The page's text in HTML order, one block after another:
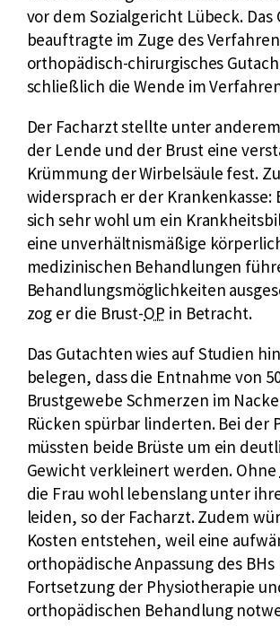
vor dem Sozialgericht Lübeck. Das
beauftragte im Zuge des
orthopädisch-chirurgisches
schließlich die Wende im
Der Facharzt stellte unter
der Lende und der Brust eine
Krümmung der Wirbelsäule fest.
widersprach er der Krankenkasse:
sich sehr wohl um ein
eine unverhältnismäßige
medizinischen Behandlungen
Behandlungsmöglichkeiten
zog er die Brust-OPk
r
z
f
ü
r
O
p
e
r
a
t
i
in Betracht.
Das Gutachten wies auf Studien
belegen, dass die Entnahme von
Brustgewebe Schmerzen im
Rücken spürbar linderten. Bei der
müssten beide Brüste um ein
Gewicht verkleinert werden. Ohne
die Frau wohl lebenslang unter
leiden, so der Facharzt. Zudem
Kosten entstehen, weil eine
orthopädische Anpassung des
Fortsetzung der Physiotherapie
orthopädischen Behandlung